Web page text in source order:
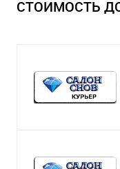
СТОИМОСТЬ